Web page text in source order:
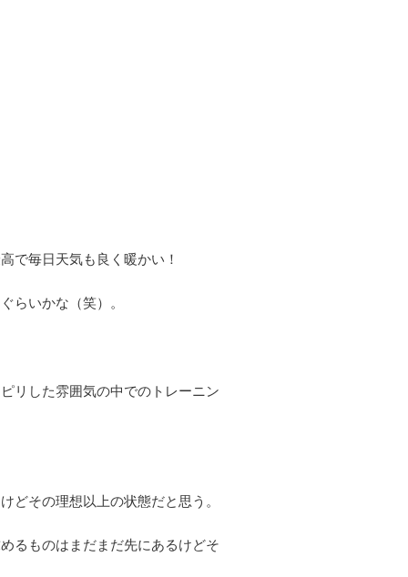
で毎日天気も良く暖かい！
いかな（笑）。
リした雰囲気の中でのトレーニン
どその理想以上の状態だと思う。
るものはまだまだ先にあるけどそ